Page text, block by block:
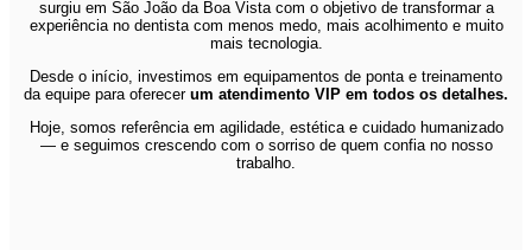
surgiu em São João da Boa Vista com o objetivo de transformar a
experiência no dentista com menos medo, mais acolhimento e muito
mais tecnologia.
Desde o início, investimos em equipamentos de ponta e treinamento
da equipe para oferecer um atendimento VIP em todos os detalhes.
Hoje, somos referência em agilidade, estética e cuidado humanizado
— e seguimos crescendo com o sorriso de quem confia no nosso
trabalho.